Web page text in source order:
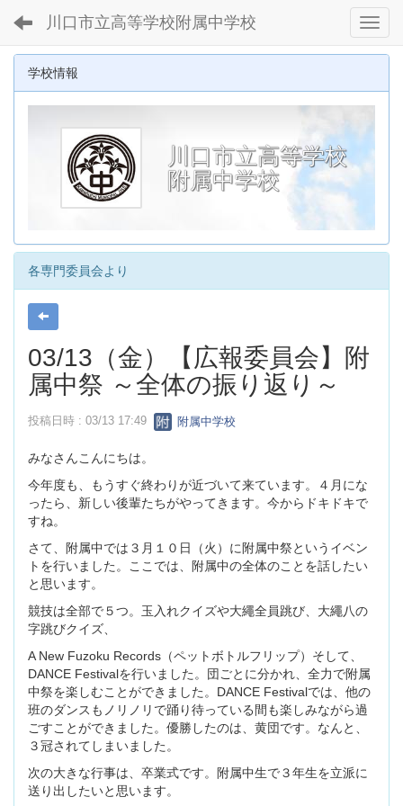
川口市立高等学校附属中学校
学校情報
川口市立高等学校
附属中学校
各専門委員会より
03/13（金）【広報委員会】附
属中祭 ～全体の振り返り～
投稿日時 : 03/13 17:49 附属中学校
みなさんこんにちは。
今年度も、もうすぐ終わりが近づいて来ています。４月にな
ったら、新しい後輩たちがやってきます。今からドキドキで
すね。
さて、附属中では３月１０日（火）に附属中祭というイベン
トを行いました。ここでは、附属中の全体のことを話したい
と思います。
競技は全部で５つ。玉入れクイズや大繩全員跳び、大繩八の
字跳びクイズ、
A New Fuzoku Records（ペットボトルフリップ）そして、
DANCE Festivalを行いました。団ごとに分かれ、全力で附属
中祭を楽しむことができました。DANCE Festivalでは、他の
班のダンスもノリノリで踊り待っている間も楽しみながら過
ごすことができました。優勝したのは、黄団です。なんと、
３冠されてしまいました。
次の大きな行事は、卒業式です。附属中生で３年生を立派に
送り出したいと思います。